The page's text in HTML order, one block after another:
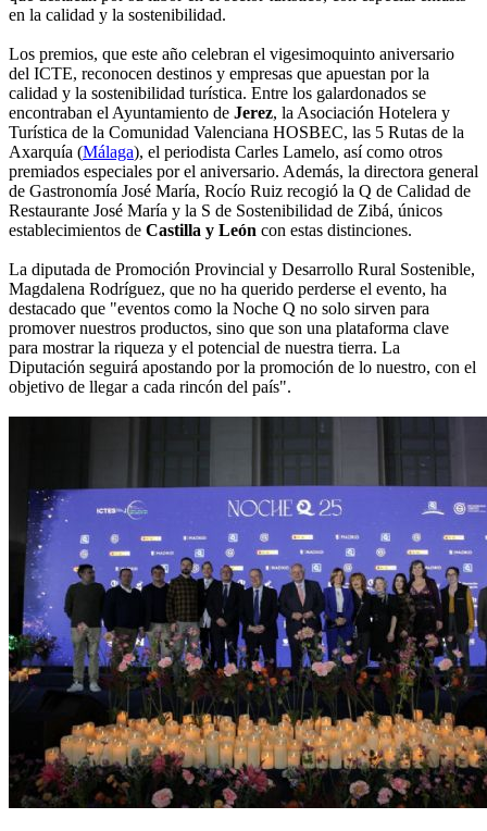
en la calidad y la sostenibilidad.
Los premios, que este año celebran el vigesimoquinto aniversario
del ICTE, reconocen destinos y empresas que apuestan por la
calidad y la sostenibilidad turística. Entre los galardonados se
encontraban el Ayuntamiento de Jerez, la Asociación Hotelera y
Turística de la Comunidad Valenciana HOSBEC, las 5 Rutas de la
Axarquía (Málaga), el periodista Carles Lamelo, así como otros
premiados especiales por el aniversario. Además, la directora general
de Gastronomía José María, Rocío Ruiz recogió la Q de Calidad de
Restaurante José María y la S de Sostenibilidad de Zibá, únicos
establecimientos de Castilla y León con estas distinciones.
La diputada de Promoción Provincial y Desarrollo Rural Sostenible,
Magdalena Rodríguez, que no ha querido perderse el evento, ha
destacado que "eventos como la Noche Q no solo sirven para
promover nuestros productos, sino que son una plataforma clave
para mostrar la riqueza y el potencial de nuestra tierra. La
Diputación seguirá apostando por la promoción de lo nuestro, con el
objetivo de llegar a cada rincón del país".